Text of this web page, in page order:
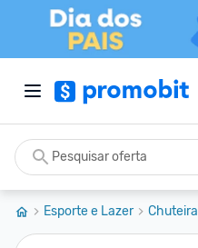
Esporte e Lazer Chuteira